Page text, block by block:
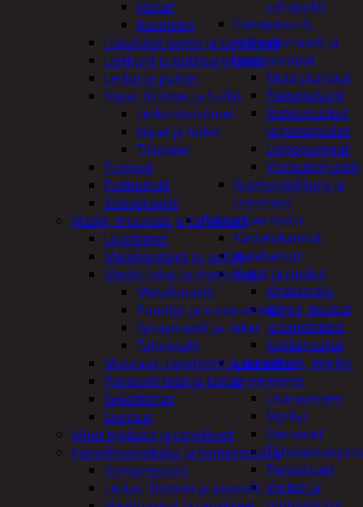
sahapukit
Painepesurit,
vesiautomaatit ja
uppopumput
Muut pumput
Painepesurit
Reppuruiskut
ja painepullot
Uppopumput
Vesiautomaatit
Ruohonleikkurit ja
trimmerit
Puutarhan hoito
Kastelukannut
Kateharsot
Kukat ja ruukut
Altakastelu
Ketjut, koukut
ja kiinnikkeet
Kukkaruukut
Lannoitteet, myrkyt
ja siemenet
Lisäravinteet
Myrkyt
Siemenet
Pensastuet
Verkot ja
Hanat
Kaapistot
Hajulukot kaivot ja tarvikkeet
Leikkurit ja putkitarvikkeet
Letkut ja putket
Nipat, liittimet ja holkit
Letkunkiristimet
Nipat ja holkit
Tiivisteet
Pumput
Putkipihdit
Vesivaraajat
Maalit, muuraus ja tarvikkeet
Liuottimet
Maalikaukalot ja -astiat
Maalit, lakat ja ohentimet
Metallimaalit
Puuöljyt ja suoja-aineet
Spraymaalit ja -lakat
Talomaalit
Muuraus, tapetointi ja laatoitus
Pensselit telat ja lastat
Sekoittimet
Suojaus
Muut työkalut ja tarvikkeet
Paineilmatyökalut ja kompressorit
Kompressorit
Letkut, liittimet ja pistoolit